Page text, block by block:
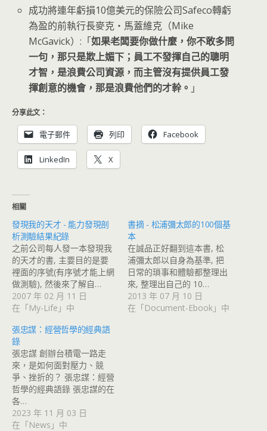
成功將連年虧損10億美元的保險公司Safeco轉虧
為盈的前執行長麥克‧馬蓋維克（Mike
McGavick）:「如果老闆要你做什麼，你不敢多問
一句，那只是欺上媚下；員工不發揮自己的聰明
才智，是浪費公司資源，而主管沒有提供員工發
揮創意的機會，那是浪費他們的才幹。 」
分享此文：
電子郵件 列印 Facebook
LinkedIn X
相關
發現我的天才 - 能力發現剖
析測驗結果紀錄
之前公司每人發一本發現我
的天才的書, 主要目的是要
裡面的序號(有序號才能上網
做測驗), 然後來了解自…
2007 年 02 月 11 日
在「My-Life」中
書摘 - 松浦彌太郎的100個基
本
在誠品正好翻到這本書, 松
浦彌太郎以自身為基準, 把
日常的瑣事和體驗都整理出
來, 整理出自己的 10…
2013 年 07 月 10 日
在「Document-Ebook」中
張忠謀：經營哲學的經典語
錄
張忠謀 創辦台積電一路走
來，是如何面對壓力、競
爭、挫折的？ 張忠謀：經營
哲學的經典語錄 張忠謀的在
各…
2023 年 11 月 03 日
在「News」中